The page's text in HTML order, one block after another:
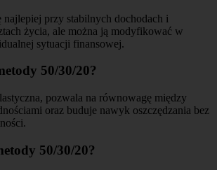
najlepiej przy stabilnych dochodach i
życia, ale można ją modyfikować w
sytuacji finansowej.
50/30/20?
pozwala na równowagę między
oraz buduje nawyk oszczędzania bez
50/30/20?